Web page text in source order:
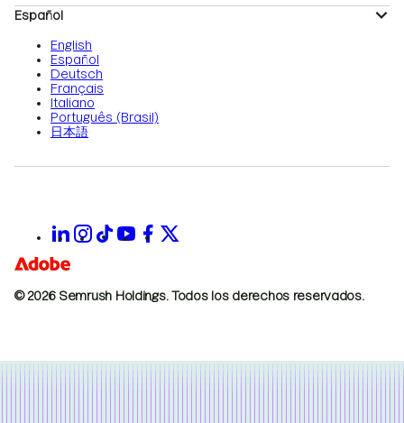
Español
English
Español
Deutsch
Français
Italiano
Português (Brasil)
日本語
© 2026 Semrush Holdings. Todos los derechos reservados.